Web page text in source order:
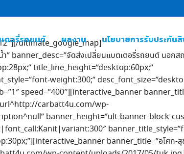
ตอรี่รถยนต์ ผลงาน นโยบายการรับประกัน
ultimate_google_map]
จัดส่งเปลี่ยนแบตเตอรี่รถยนต์ นอกสถ
title_line_height=”desktop:60px;”
weight:300;”
speed=”400″][interactive_banner
carbatt4u.com/wp-
banner_height=”ult-banner-block-
banner_title=”อโศก-สุ